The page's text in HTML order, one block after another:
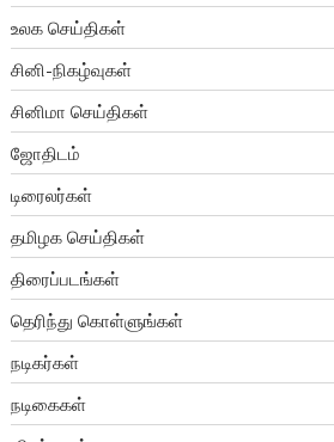
உலக செய்திகள்
சினி-நிகழ்வுகள்
சினிமா செய்திகள்
ஜோதிடம்
டிரைலர்கள்
தமிழக செய்திகள்
திரைப்படங்கள்
தெரிந்து கொள்ளுங்கள்
நடிகர்கள்
நடிகைகள்